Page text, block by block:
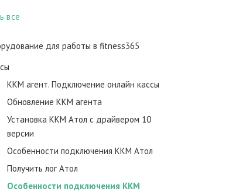
все
для работы в fitness365
ККМ агент. Подключение онлайн кассы
Обновление ККМ агента
Установка ККМ Атол с драйвером 10
версии
Особенности подключения ККМ Атол
Получить лог Атол
Особенности подключения ККМ